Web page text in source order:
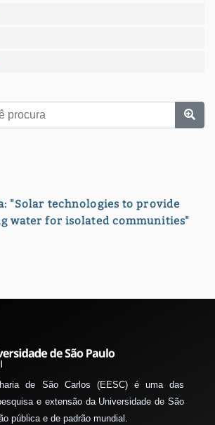
"Solar technologies to provide
water for isolated communities"
de São Carlos (EESC) é uma das
e extensão da Universidade de São
pública e de padrão mundial.